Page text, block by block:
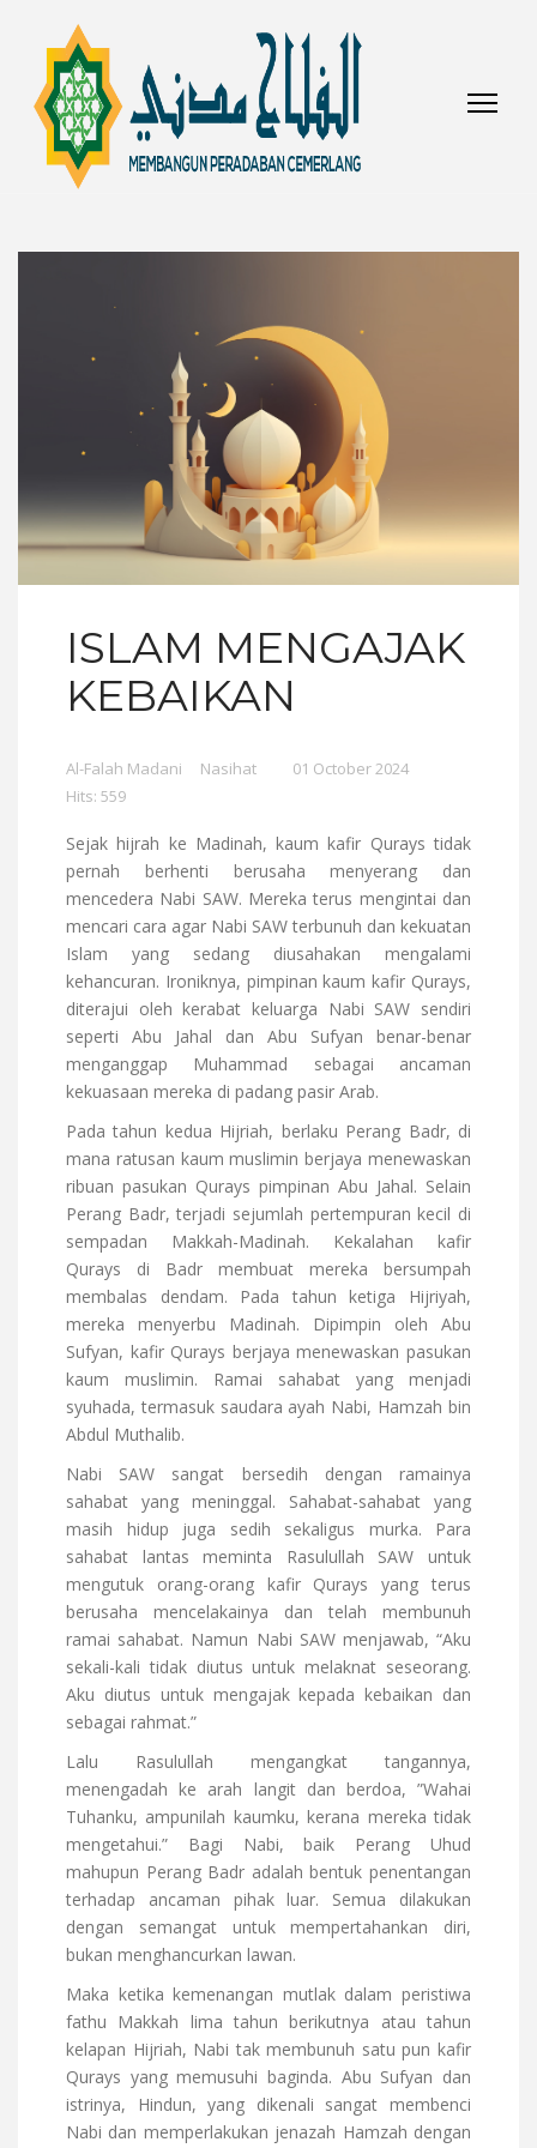
ISLAM MENGAJAK
KEBAIKAN
Al-Falah Madani Nasihat
01 October 2024
Hits: 559
Sejak hijrah ke Madinah, kaum kafir Qurays tidak
pernah berhenti berusaha menyerang dan
mencedera Nabi SAW. Mereka terus mengintai dan
mencari cara agar Nabi SAW terbunuh dan kekuatan
Islam yang sedang diusahakan mengalami
kehancuran. Ironiknya, pimpinan kaum kafir Qurays,
diterajui oleh kerabat keluarga Nabi SAW sendiri
seperti Abu Jahal dan Abu Sufyan benar-benar
menganggap Muhammad sebagai ancaman
kekuasaan mereka di padang pasir Arab.
Pada tahun kedua Hijriah, berlaku Perang Badr, di
mana ratusan kaum muslimin berjaya menewaskan
ribuan pasukan Qurays pimpinan Abu Jahal. Selain
Perang Badr, terjadi sejumlah pertempuran kecil di
sempadan Makkah-Madinah. Kekalahan kafir
Qurays di Badr membuat mereka bersumpah
membalas dendam. Pada tahun ketiga Hijriyah,
mereka menyerbu Madinah. Dipimpin oleh Abu
Sufyan, kafir Qurays berjaya menewaskan pasukan
kaum muslimin. Ramai sahabat yang menjadi
syuhada, termasuk saudara ayah Nabi, Hamzah bin
Abdul Muthalib.
Nabi SAW sangat bersedih dengan ramainya
sahabat yang meninggal. Sahabat-sahabat yang
masih hidup juga sedih sekaligus murka. Para
sahabat lantas meminta Rasulullah SAW untuk
mengutuk orang-orang kafir Qurays yang terus
berusaha mencelakainya dan telah membunuh
ramai sahabat. Namun Nabi SAW menjawab, “Aku
sekali-kali tidak diutus untuk melaknat seseorang.
Aku diutus untuk mengajak kepada kebaikan dan
sebagai rahmat.”
Lalu Rasulullah mengangkat tangannya,
menengadah ke arah langit dan berdoa, ”Wahai
Tuhanku, ampunilah kaumku, kerana mereka tidak
mengetahui.” Bagi Nabi, baik Perang Uhud
mahupun Perang Badr adalah bentuk penentangan
terhadap ancaman pihak luar. Semua dilakukan
dengan semangat untuk mempertahankan diri,
bukan menghancurkan lawan.
Maka ketika kemenangan mutlak dalam peristiwa
fathu Makkah lima tahun berikutnya atau tahun
kelapan Hijriah, Nabi tak membunuh satu pun kafir
Qurays yang memusuhi baginda. Abu Sufyan dan
istrinya, Hindun, yang dikenali sangat membenci
Nabi dan memperlakukan jenazah Hamzah dengan